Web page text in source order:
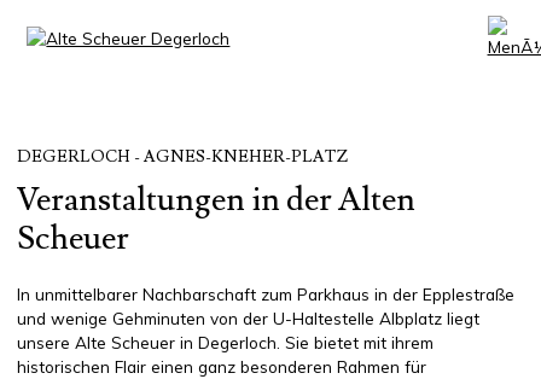
DEGERLOCH - AGNES-KNEHER-PLATZ
Veranstaltungen in der Alten
Scheuer
In unmittelbarer Nachbarschaft zum Parkhaus in der Epplestraße
und wenige Gehminuten von der U-Haltestelle Albplatz liegt
unsere Alte Scheuer in Degerloch. Sie bietet mit ihrem
historischen Flair einen ganz besonderen Rahmen für